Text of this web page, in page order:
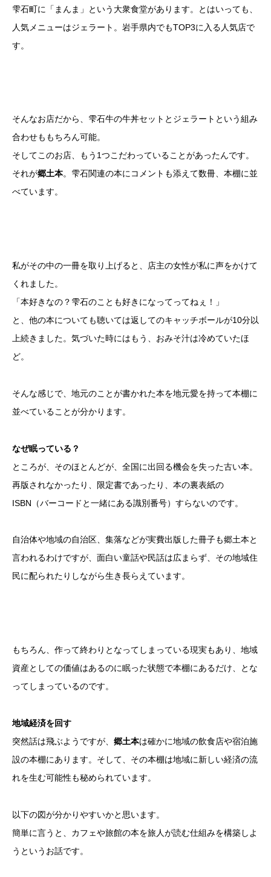
雫石町に「まんま」という大衆食堂があります。とはいっても、
人気メニューはジェラート。岩手県内でもTOP3に入る人気店で
す。
そんなお店だから、雫石牛の牛丼セットとジェラートという組み
合わせももちろん可能。
そしてこのお店、もう1つこだわっていることがあったんです。
それが郷土本。雫石関連の本にコメントも添えて数冊、本棚に並
べています。
私がその中の一冊を取り上げると、店主の女性が私に声をかけて
くれました。
「本好きなの？雫石のことも好きになってってねぇ！」
と、他の本についても聴いては返してのキャッチボールが10分以
上続きました。気づいた時にはもう、おみそ汁は冷めていたほ
ど。
そんな感じで、地元のことが書かれた本を地元愛を持って本棚に
並べていることが分かります。
なぜ眠っている？
ところが、そのほとんどが、全国に出回る機会を失った古い本。
再版されなかったり、限定書であったり、本の裏表紙の
ISBN（バーコードと一緒にある識別番号）すらないのです。
自治体や地域の自治区、集落などが実費出版した冊子も郷土本と
言われるわけですが、面白い童話や民話は広まらず、その地域住
民に配られたりしながら生き長らえています。
もちろん、作って終わりとなってしまっている現実もあり、地域
資産としての価値はあるのに眠った状態で本棚にあるだけ、とな
ってしまっているのです。
地域経済を回す
突然話は飛ぶようですが、 郷土本は確かに地域の飲食店や宿泊施
設の本棚にあります。そして、その本棚は地域に新しい経済の流
れを生む可能性も秘められています。
以下の図が分かりやすいかと思います。
簡単に言うと、カフェや旅館の本を旅人が読む仕組みを構築しよ
うというお話です。